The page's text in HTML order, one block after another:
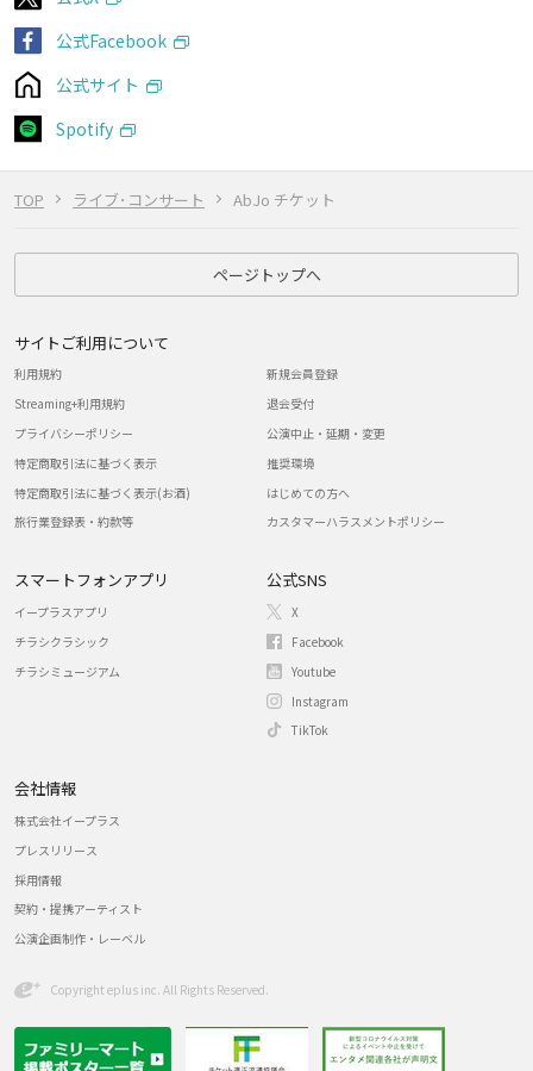
TOP ライブ･コンサート AbJo チケット
公式Facebook
公式サイト
Spotify
ページトップへ
サイトご利用について
利用規約
Streaming+利用規約
プライバシーポリシー
特定商取引法に基づく表示
特定商取引法に基づく表示(お酒)
旅行業登録表・約款等
新規会員登録
退会受付
公演中止・延期・変更
推奨環境
はじめての方へ
カスタマーハラスメントポリシー
スマートフォンアプリ
イープラスアプリ
チラシクラシック
チラシミュージアム
公式SNS
X
Facebook
Youtube
Instagram
TikTok
会社情報
株式会社イープラス
プレスリリース
採用情報
契約・提携アーティスト
公演企画制作・レーベル
Copyright eplus inc. All Rights Reserved.